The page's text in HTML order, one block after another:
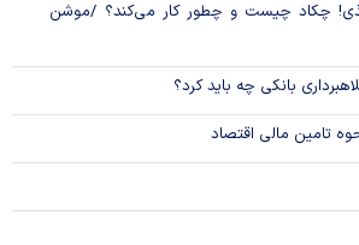
چکاد چیست و چطور کار می‌کند؟ /موشن
بانکی چه باید کرد؟
تامین مالی اقتصاد